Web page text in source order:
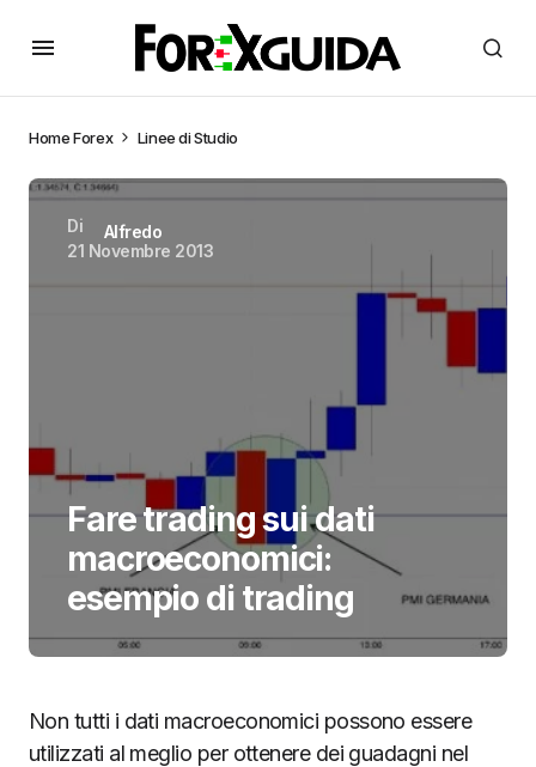
HomeForex Linee di Studio
Di
Alfredo
21 Novembre 2013
Fare trading sui dati
macroeconomici:
esempio di trading
Non tutti i dati macroeconomici possono essere
utilizzati al meglio per ottenere dei guadagni nel